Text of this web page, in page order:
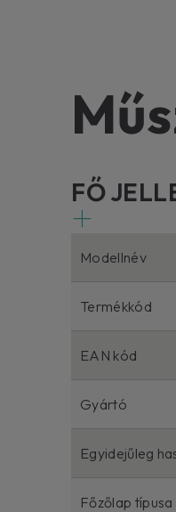
FŐ
Modellnév
Termékkód
EAN kód
Gyártó
Egyidejűleg
Főzőlap típusa